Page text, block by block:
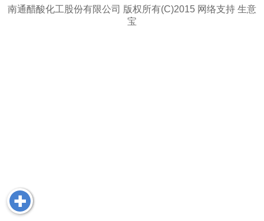
南通醋酸化工股份有限公司 版权所有(C)2015 网络支持 生意
宝